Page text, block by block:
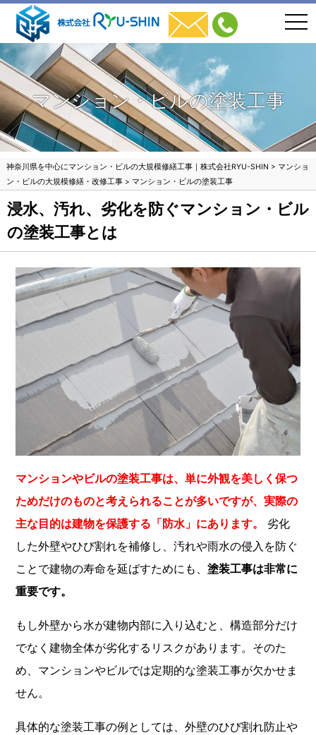
マンション・ビルの塗装工事
神奈川県を中心にマンション・ビルの大規模修繕工事｜株式会社RYU-SHIN > マンショ
ン・ビルの大規模修繕・改修工事> マンション・ビルの塗装工事
浸水、汚れ、劣化を防ぐマンション・ビル
の塗装工事とは
マンションやビルの塗装工事は、単に外観を美しく保つ
ためだけのものと考えられることが多いですが、実際の
主な目的は建物を保護する「防水」にあります。
劣化
した外壁やひび割れを補修し、汚れや雨水の侵入を防ぐ
ことで建物の寿命を延ばすためにも、塗装工事は非常に
重要です。
もし外壁から水が建物内部に入り込むと、構造部分だけ
でなく建物全体が劣化するリスクがあります。そのた
め、マンションやビルでは定期的な塗装工事が欠かせま
せん。
具体的な塗装工事の例としては、外壁のひび割れ防止や